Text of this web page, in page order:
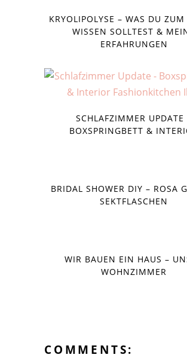
KRYOLIPOLYSE – WAS DU
WISSEN SOLLTEST &
ERFAHRUNGEN
SCHLAFZIMMER UPDATE
BOXSPRINGBETT &
BRIDAL SHOWER DIY – ROSA
SEKTFLASCHEN
WIR BAUEN EIN HAUS –
WOHNZIMMER
COMMENTS: